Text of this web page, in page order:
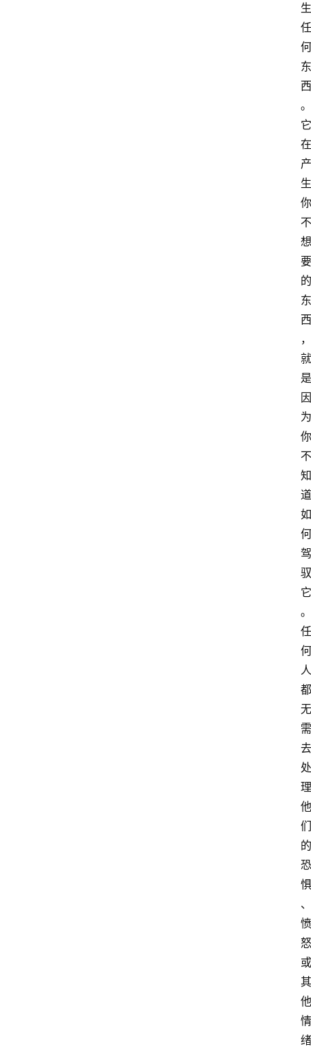
生
任
何
东
西
。
它
在
产
生
你
不
想
要
的
东
西
，
就
是
因
为
你
不
知
道
如
何
驾
驭
它
。
任
何
人
都
无
需
去
处
理
他
们
的
恐
惧
、
愤
怒
或
其
他
情
绪